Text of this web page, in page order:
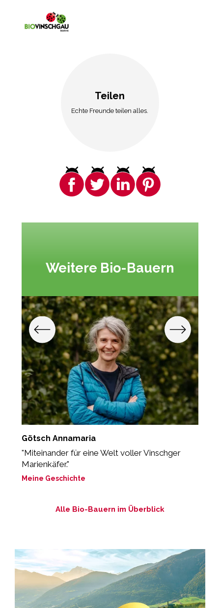
Teilen
Echte Freunde teilen alles.
Weitere Bio-Bauern
Götsch Annamaria
"Miteinander für eine Welt voller Vinschger
Marienkäfer."
Meine Geschichte
Alle Bio-Bauern im Überblick